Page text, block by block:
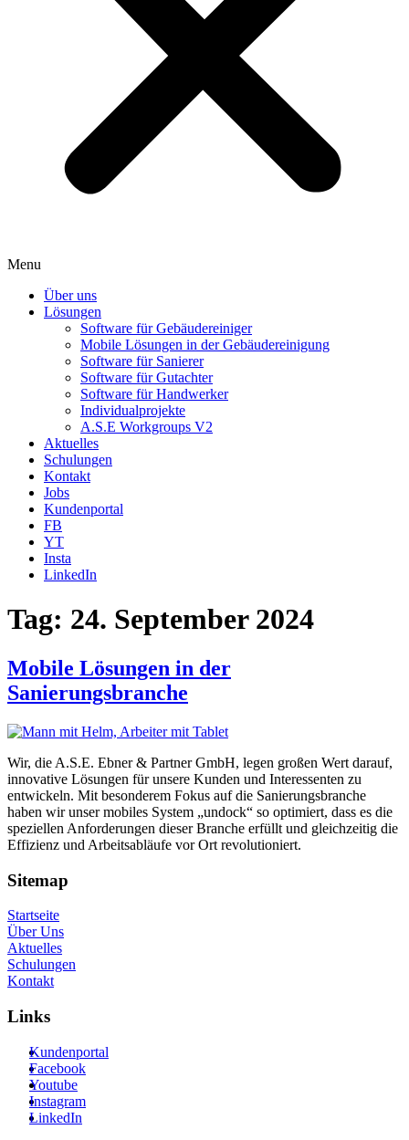
Menu
Über uns
Lösungen
Software für Gebäudereiniger
Mobile Lösungen in der Gebäudereinigung
Software für Sanierer
Software für Gutachter
Software für Handwerker
Individualprojekte
A.S.E Workgroups V2
Aktuelles
Schulungen
Kontakt
Jobs
Kundenportal
FB
YT
Insta
LinkedIn
Tag: 24. September 2024
Mobile Lösungen in der
Sanierungsbranche
Wir, die A.S.E. Ebner & Partner GmbH, legen großen Wert darauf,
innovative Lösungen für unsere Kunden und Interessenten zu
entwickeln. Mit besonderem Fokus auf die Sanierungsbranche
haben wir unser mobiles System „undock“ so optimiert, dass es die
speziellen Anforderungen dieser Branche erfüllt und gleichzeitig die
Effizienz und Arbeitsabläufe vor Ort revolutioniert.
Sitemap
Startseite
Über Uns
Aktuelles
Schulungen
Kontakt
Links
Kundenportal
Facebook
Youtube
Instagram
LinkedIn